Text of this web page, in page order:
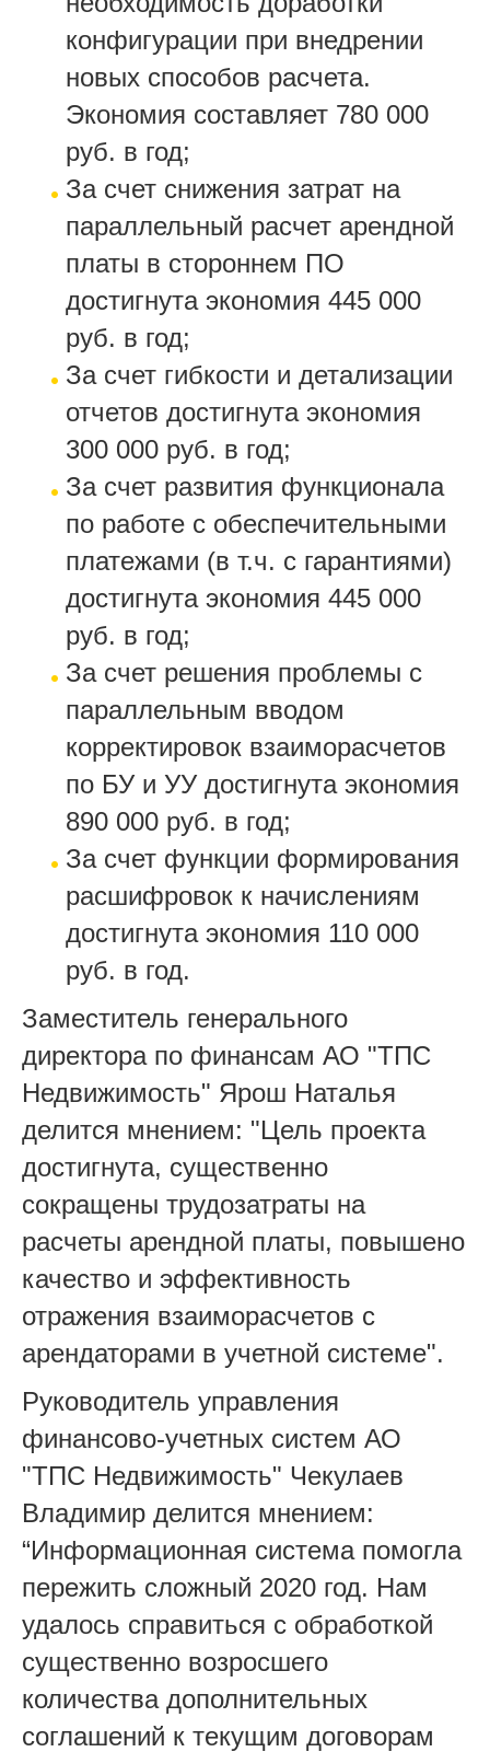
конфигурации при внедрении
новых способов расчета.
Экономия составляет 780 000
руб. в год;
За счет снижения затрат на
параллельный расчет арендной
платы в стороннем ПО
достигнута экономия 445 000
руб. в год;
За счет гибкости и детализации
отчетов достигнута экономия
300 000 руб. в год;
За счет развития функционала
по работе с обеспечительными
платежами (в т.ч. с гарантиями)
достигнута экономия 445 000
руб. в год;
За счет решения проблемы с
параллельным вводом
корректировок взаиморасчетов
по БУ и УУ достигнута экономия
890 000 руб. в год;
За счет функции формирования
расшифровок к начислениям
достигнута экономия 110 000
руб. в год.
Заместитель генерального
директора по финансам АО "ТПС
Недвижимость" Ярош Наталья
делится мнением: "Цель проекта
достигнута, существенно
сокращены трудозатраты на
расчеты арендной платы, повышено
качество и эффективность
отражения взаиморасчетов с
арендаторами в учетной системе".
Руководитель управления
финансово-учетных систем АО
"ТПС Недвижимость" Чекулаев
Владимир делится мнением:
“Информационная система помогла
пережить сложный 2020 год. Нам
удалось справиться с обработкой
существенно возросшего
количества дополнительных
соглашений к текущим договорам